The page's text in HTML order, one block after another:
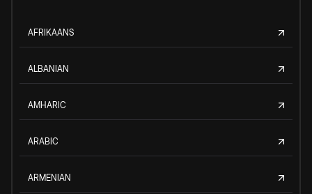
AFRIKAANS
ALBANIAN
AMHARIC
ARABIC
ARMENIAN